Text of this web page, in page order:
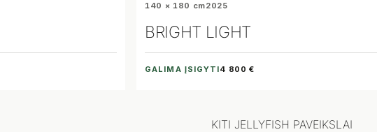
140 × 180 cm2025
BRIGHT LIGHT
GALIMA ĮSIGYTI4 800 €
KITI JELLYFISH PAVEIKSLAI